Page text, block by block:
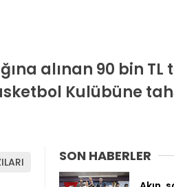
alınan 90 bin TL
Kulübüne
SON HABERLER